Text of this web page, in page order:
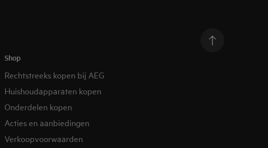
Shop
Rechtstreeks kopen bij AEG
Huishoudapparaten kopen
Onderdelen kopen
Acties en aanbiedingen
Verkoopvoorwaarden